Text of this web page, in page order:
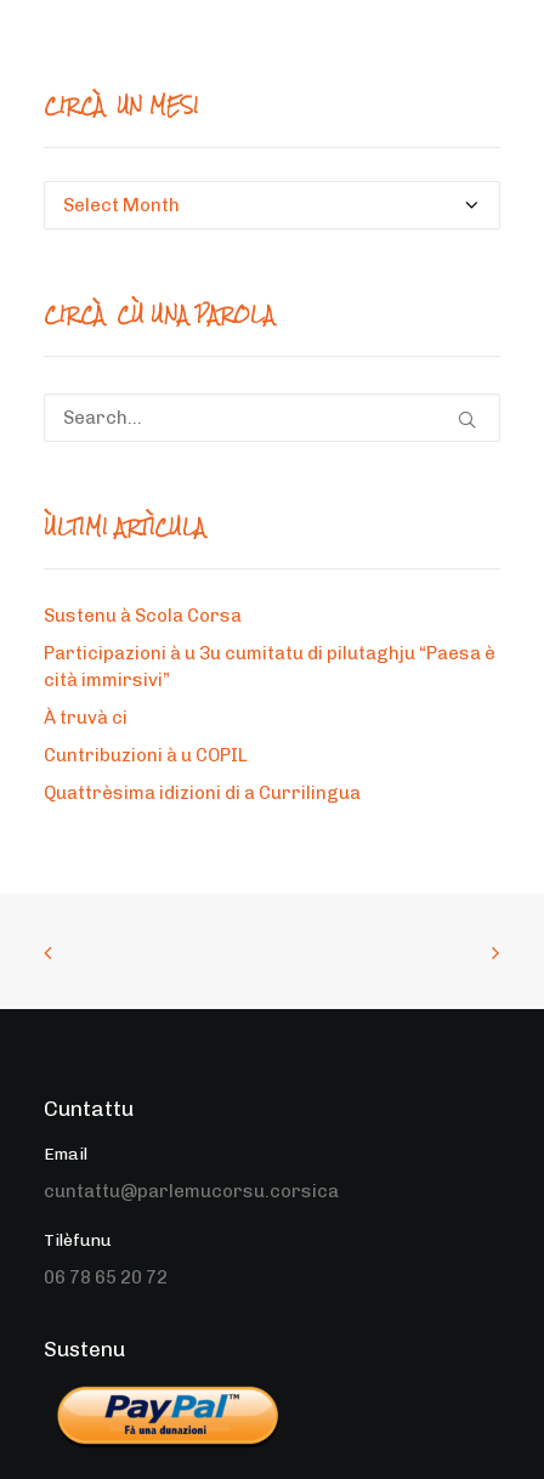
CIRCÀ UN MESI
Circà
CIRCÀ CÙ UNA PAROLA
ÙLTIMI ARTÌCULA
Sustenu à Scola Corsa
Participazioni à u 3u cumitatu di pilutaghju “Paesa è
cità immirsivi”
À truvà ci
Cuntribuzioni à u COPIL
Quattrèsima idizioni di a Currilingua
Cuntattu
Email
cuntattu@parlemucorsu.corsica
Tilèfunu
06 78 65 20 72
Sustenu